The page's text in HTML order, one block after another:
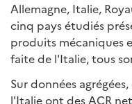
Allemagne, Italie,
cinq pays étudiés
produits mécaniques
faite de l'Italie, tous
Sur données
l'Italie ont des ACR